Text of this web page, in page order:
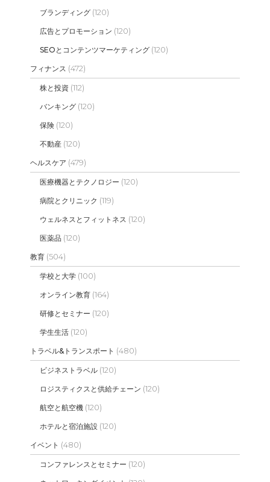
ブランディング (120)
広告とプロモーション (120)
SEOとコンテンツマーケティング (120)
フィナンス (472)
株と投資 (112)
バンキング (120)
保険 (120)
不動産 (120)
ヘルスケア (479)
医療機器とテクノロジー (120)
病院とクリニック (119)
ウェルネスとフィットネス (120)
医薬品 (120)
教育 (504)
学校と大学 (100)
オンライン教育 (164)
研修とセミナー (120)
学生生活 (120)
トラベル&トランスポート (480)
ビジネストラベル (120)
ロジスティクスと供給チェーン (120)
航空と航空機 (120)
ホテルと宿泊施設 (120)
イベント (480)
コンファレンスとセミナー (120)